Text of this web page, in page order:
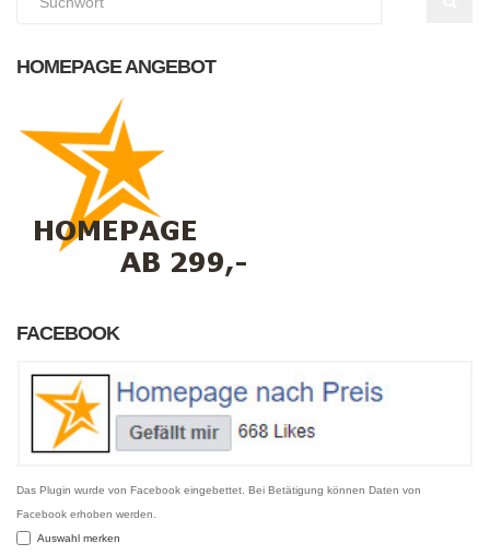
HOMEPAGE ANGEBOT
FACEBOOK
Das Plugin wurde von Facebook eingebettet. Bei Betätigung können Daten von
Facebook erhoben werden.
Auswahl merken